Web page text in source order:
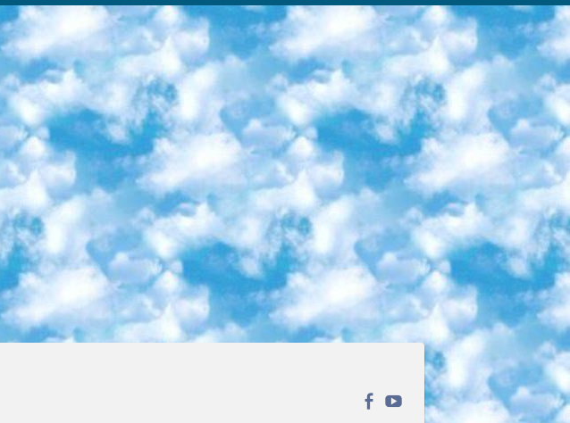
образовательных ресурсов - Мы составили подборку онлайн-проектов с интерактивными упражнениями, видеолекциями и статьями. Они помогут вам обрести новые и освежить старые знания бесплатно. 1. «ИНТУИТ» Старейшая образовательная площадка Рунета. Здесь вы найдёте сотни текстовых и видеокурсов на десятки различных тем — от программирования до психологии. Многие курсы подготовлены российскими университетами и крупными международными компаниями вроде Intel и Microsoft. Самостоятельное обучение бесплатное, но желающие могут оплатить услуги персональных наставников. 2. «Смартия» знакомит с актуальными профессиями и подсказывает, как им обучаться. Выбрав заинтересовавшую вас специальность — SMM-специалист, фотограф, веб-дизайнер или другую, — увидите список необходимых для неё умений. Чтобы вы могли освоить их самостоятельно, для каждого умения площадка отображает подборку ссылок на учебные материалы. Хотя «Смартия» ориентируется на русскоязычную аудиторию, часть контента всё же доступна только на английском. 3. «Лекторий Физтеха» Проект Московского физико-технического института (Физтеха). С его помощью вы можете смотреть онлайн серии лекций, записанные на видео в этом вузе. В числе доступных предметов — физика, биология, химия, информационные технологии и другие. К некоторым лекциям администрация ресурса прилагает готовые конспекты, которые можно скачивать в PDF-формате. 4. ITMOcourses Онлайн-площадка Санкт-Петербургского национального исследовательского университета информационных технологий, механики и оптики (ИТМО). Ресурс предоставляет свободный доступ к курсам, разработанным в этом вузе. Каталог материалов разбит на четыре категории: «Оптические системы и технологии», «Приборостроение и робототехника», «Информационные технологии» и «Биотехнологии». Курсы состоят из видеолекций, интерактивных демонстраций и заданий. 5. «КиберЛенинка» Электронная научная библиотека открытого доступа. Каталог площадки регулярно обрастает текстами статей из различных научных изданий. Сгруппированные по журналам и рубрикам публикации можно читать онлайн или скачивать целиком в PDF-формате. Проект нацелен на популяризацию науки за счёт открытого доступа к качественной информации. 6. «ПостНаука» На этом ресурсе публикуют подборки видеолекций, составленные экспертами из разных отраслей и объединённые общими темами. Среди них, к примеру, есть серии «Биоинформатика и геномика», «Культура средневековой Скандинавии» и Cinema Studies о теории кино. Каждая подборка лекций — логически связанная история, рассказанная экспертом от первого лица. Кроме того, на сайте появляются научно-образовательные статьи и тесты на разные темы. 7. «Newочём» Команда проекта «Newочём» отбирает самые интересные тексты из англоязычных СМИ и переводит те из них, за которые голосуют участники сообщества «ВКонтакте». По большей части это научно-популярные статьи. Редакторы придумывают лишь заголовки, в остальном содержание переводов соответствует оригиналам. Полные тексты можно читать прямо в социальной сети. 8. InternetUrok Онлайн-база материалов по основным дисциплинам школьной программы. Информация на сайте структурирована по классам, предметам и темам (урокам). Каждый урок состоит из видеолекций и конспектов. Есть также интерактивные тренажёры и тесты для закрепления пройденного материала. Даже если вы давно окончили школу, возможность повторить программу старших классов всегда может пригодиться. 9. Edutainme Ещё один ресурс об образовании. В отличие от Newtonew, как мне кажется, Edutainme больше ориентируется на представителей индустрии: педагогов, предпринимателей, разработчиков образовательных проектов. Но и любой, кто просто стремится к саморазвитию, найдёт на сайте много полезного и интересного для себя. Например, информацию о новых курсах и образовательных сервисах. 10. Newtonew Онлайн-медиа об образовании и обучении в широком смысле. Авторы Newtonew пишут об инструментах, заведениях, тактиках и стратегиях, которые помогают учить других и получать новые знания самостоятельно. На этой площадке вы найдёте новости, обзоры, аналитические мат